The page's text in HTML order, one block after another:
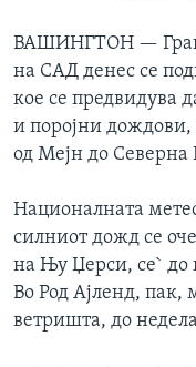
ВАШИНГТОН —
на САД денес се
кое се предвидува
и поројни дождови,
од Мејн до Северна
Националната
силниот дожд се
на Њу Џерси, се` до
Во Род Ајленд,
ветришта, до